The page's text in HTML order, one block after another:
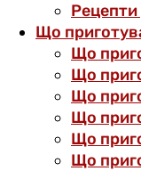
Рецепти
Що
Що
Що
Що
Що
Що
Що